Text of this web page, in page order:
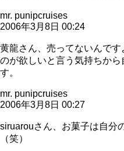
mr. punipcruises
2006年3月8日 00:24
黄龍さん、売ってないんで
のが欲しいと言う気持ちか
す。
mr. punipcruises
2006年3月8日 00:27
siruarouさん、お菓子は自分
（笑）